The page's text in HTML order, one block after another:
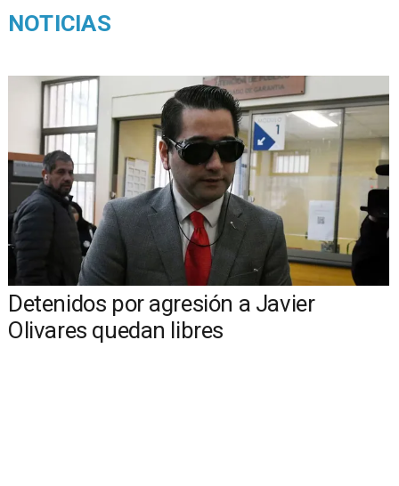
NOTICIAS
Detenidos por agresión a Javier
Olivares quedan libres